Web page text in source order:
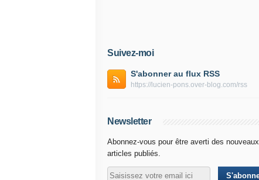
Suivez-moi
S'abonner au flux RSS
https://lucien-pons.over-blog.com/rss
Newsletter
Abonnez-vous pour être averti des nouveaux
articles publiés.